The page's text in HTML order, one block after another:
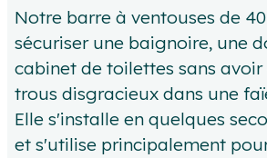
Notre barre à ventouses de
sécuriser une baignoire, une
cabinet de toilettes sans avoir
trous disgracieux dans une
Elle s'installe en quelques
et s'utilise principalement